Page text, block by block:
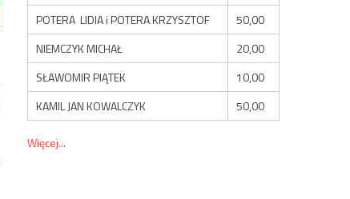
POTERA LIDIA i POTERA KRZYSZTOF
50,00
NIEMCZYK MICHAŁ
20,00
SŁAWOMIR PIĄTEK
10,00
KAMIL JAN KOWALCZYK
50,00
Więcej...